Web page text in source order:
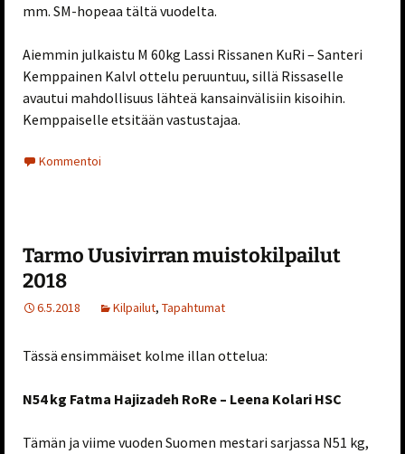
mm. SM-hopeaa tältä vuodelta.
Aiemmin julkaistu M 60kg Lassi Rissanen KuRi – Santeri
Kemppainen Kalvl ottelu peruuntuu, sillä Rissaselle
avautui mahdollisuus lähteä kansainvälisiin kisoihin.
Kemppaiselle etsitään vastustajaa.
Kommentoi
Tarmo Uusivirran muistokilpailut
2018
6.5.2018 Kilpailut, Tapahtumat
Tässä ensimmäiset kolme illan ottelua:
N54 kg Fatma Hajizadeh RoRe – Leena Kolari HSC
Tämän ja viime vuoden Suomen mestari sarjassa N51 kg,